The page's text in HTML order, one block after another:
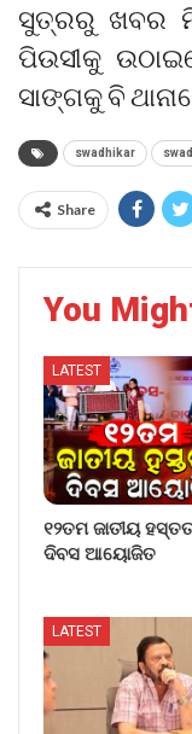
ସୁତ୍ରରୁ ଖବର
ପିଉସୀକୁ
ସାଙ୍ଗକୁ ବି
swadhikar
Share
You
LATEST
୧୨ତମ ଜାତୀୟ
ଦିବସ ଆୟୋଜିତ
LATEST